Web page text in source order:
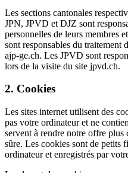
Les sections cantonales
JPN, JPVD et DJZ sont
personnelles de leurs membres
sont responsables du traitement
ajp-ge.ch. Les JPVD sont
lors de la visite du site jpvd.ch.
2. Cookies
Les sites internet utilisent des
pas votre ordinateur et ne
servent à rendre notre offre
sûre. Les cookies sont de petits
ordinateur et enregistrés par